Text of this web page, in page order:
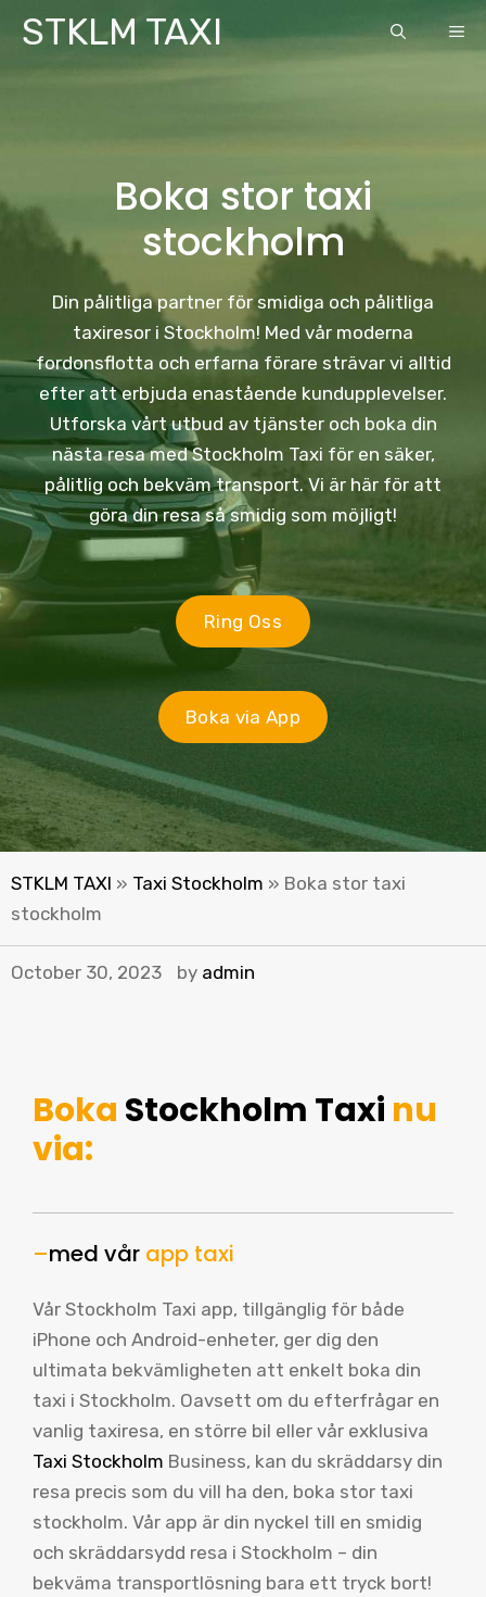
SkipSTKLM TAXI
Boka stor taxi
stockholm
Din pålitliga partner för smidiga och pålitliga
taxiresor i Stockholm! Med vår moderna
fordonsflotta och erfarna förare strävar vi alltid
efter att erbjuda enastående kundupplevelser.
Utforska vårt utbud av tjänster och boka din
nästa resa med Stockholm Taxi för en säker,
pålitlig och bekväm transport. Vi är här för att
göra din resa så smidig som möjligt!
Ring Oss
Boka via App
STKLM TAXI » Taxi Stockholm » Boka stor taxi
stockholm
October 30, 2023 by admin
Boka Stockholm Taxi nu
via:
–med vår app taxi
Vår Stockholm Taxi app, tillgänglig för både
iPhone och Android-enheter, ger dig den
ultimata bekvämligheten att enkelt boka din
taxi i Stockholm. Oavsett om du efterfrågar en
vanlig taxiresa, en större bil eller vår exklusiva
Taxi Stockholm Business, kan du skräddarsy din
resa precis som du vill ha den, boka stor taxi
stockholm. Vår app är din nyckel till en smidig
och skräddarsydd resa i Stockholm – din
bekväma transportlösning bara ett tryck bort!